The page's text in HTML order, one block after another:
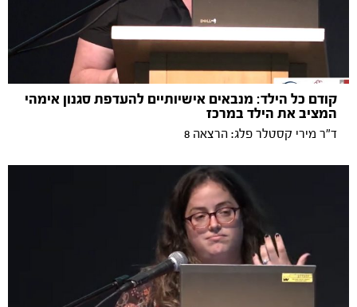
קודם כל הילד: מנבאים אישיותיים להעדפת סגנון אימהי
המציב את הילד במרכז
ד"ר מירי קסטלר פלג: הרצאה 8